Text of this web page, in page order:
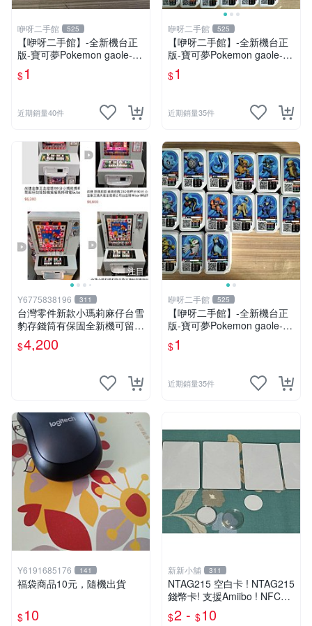
咿呀二手館 525
【咿呀二手館】-全新機台正
版-寶可夢Pokemon gaole-混
各彈寶可夢卡匣- 四星隨機
款、4星不挑款、隨機出貨
$1
近期銷量40件
咿呀二手館 525
【咿呀二手館】-全新機台正
版-寶可夢Pokemon gaole-混
各彈寶可夢卡匣- 一星隨機
款、1星不挑款、隨機出貨
$1
近期銷量35件
注目
Y6775838196 311
台灣零件新款小瑪莉麻仔台雪
豹存錢筒有保固全新機可留言
用大榮貨到付款(組裝台灣零
件 )豹中豹金象王bar生日禮
$4,200
咿呀二手館 525
【咿呀二手館】-全新機台正
版-寶可夢Pokemon gaole-混
各彈寶可夢卡匣- 二星隨機
款、2星不挑款、隨機出貨
$1
近期銷量35件
Y6191685176 141
福袋商品10元，隨機出貨
$10
新新小舖 311
NTAG215 空白卡 ! NTAG215
錢幣卡! 支援Amiibo ! NFC卡
! 全新未使用 !
$2 - $10